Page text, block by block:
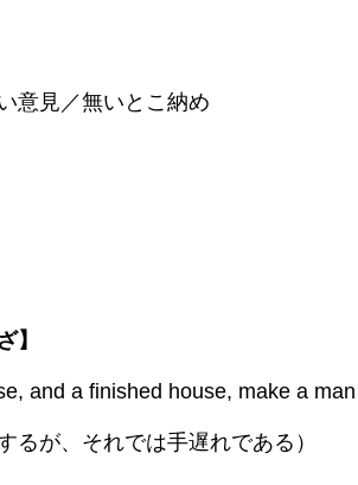
意見／無いとこ納め
】
and a finished house, make a
るが、それでは手遅れである）